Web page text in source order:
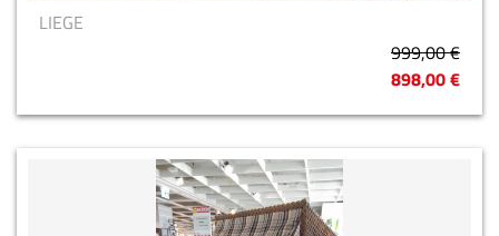
LIEGE
999,00 €
898,00 €